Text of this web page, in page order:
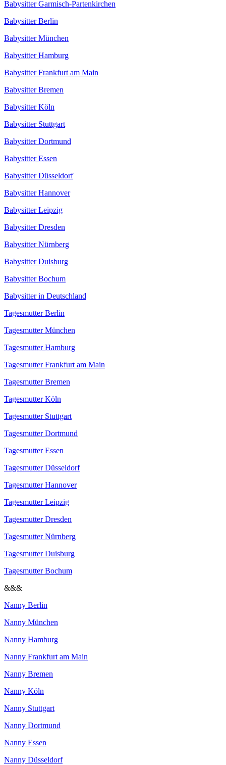
Babysitter Garmisch-Partenkirchen
Babysitter Berlin
Babysitter München
Babysitter Hamburg
Babysitter Frankfurt am Main
Babysitter Bremen
Babysitter Köln
Babysitter Stuttgart
Babysitter Dortmund
Babysitter Essen
Babysitter Düsseldorf
Babysitter Hannover
Babysitter Leipzig
Babysitter Dresden
Babysitter Nürnberg
Babysitter Duisburg
Babysitter Bochum
Babysitter in Deutschland
Tagesmutter Berlin
Tagesmutter München
Tagesmutter Hamburg
Tagesmutter Frankfurt am Main
Tagesmutter Bremen
Tagesmutter Köln
Tagesmutter Stuttgart
Tagesmutter Dortmund
Tagesmutter Essen
Tagesmutter Düsseldorf
Tagesmutter Hannover
Tagesmutter Leipzig
Tagesmutter Dresden
Tagesmutter Nürnberg
Tagesmutter Duisburg
Tagesmutter Bochum
&&&
Nanny Berlin
Nanny München
Nanny Hamburg
Nanny Frankfurt am Main
Nanny Bremen
Nanny Köln
Nanny Stuttgart
Nanny Dortmund
Nanny Essen
Nanny Düsseldorf